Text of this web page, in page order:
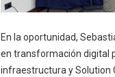
En la oportunidad,
en transformación digital
infraestructura y Solution